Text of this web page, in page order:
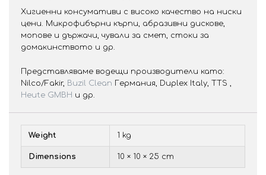
Хигиенни консумативи с високо качество на ниски
цени. Микрофибърни кърпи, абразивни дискове,
мопове и държачи, чували за смет, стоки за
домакинството и др.
Представляваме водещи производители като:
Nilco/Fakir, Buzil Clean Германия, Duplex Italy, TTS ,
Heute GMBH и др.
Weight 1 kg
Dimensions 10 × 10 × 25 cm